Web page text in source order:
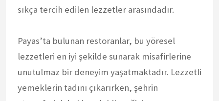
sıkça tercih edilen lezzetler arasındadır.
Payas’ta bulunan restoranlar, bu yöresel
lezzetleri en iyi şekilde sunarak misafirlerine
unutulmaz bir deneyim yaşatmaktadır. Lezzetli
yemeklerin tadını çıkarırken, şehrin